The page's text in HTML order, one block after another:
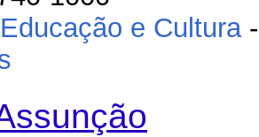
Educação e Cultura